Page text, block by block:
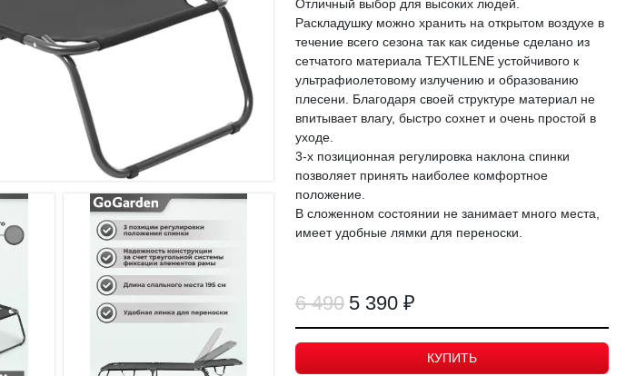
Отличный выбор для высоких людей.
Раскладушку можно хранить на открытом воздухе в
течение всего сезона так как сиденье сделано из
сетчатого материала TEXTILENE устойчивого к
ультрафиолетовому излучению и образованию
плесени. Благодаря своей структуре материал не
впитывает влагу, быстро сохнет и очень простой в
уходе.
3-х позиционная регулировка наклона спинки
позволяет принять наиболее комфортное
положение.
В сложенном состоянии не занимает много места,
имеет удобные лямки для переноски.
6 490 5 390 ₽
КУПИТЬ